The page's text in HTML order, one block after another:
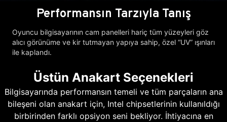
Performansın Tarzıyla Tanış
Oyuncu bilgisayarının cam panelleri hariç tüm yüzeyleri göz
alıcı görünüme ve kir tutmayan yapıya sahip, özel “UV” ışınları
ile kaplandı.
Üstün Anakart Seçenekleri
Bilgisayarında performansın temeli ve tüm parçaların ana
bileşeni olan anakart için, Intel chipsetlerinin kullanıldığı
birbirinden farklı opsiyon seni bekliyor. İhtiyacına en